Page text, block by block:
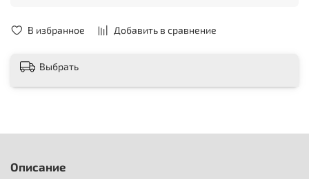
В избранное Добавить в сравнение
Выбрать
Описание